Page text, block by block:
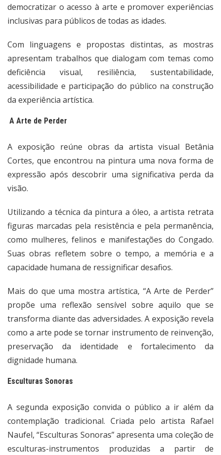
democratizar o acesso à arte e promover experiências
inclusivas para públicos de todas as idades.
Com linguagens e propostas distintas, as mostras
apresentam trabalhos que dialogam com temas como
deficiência visual, resiliência, sustentabilidade,
acessibilidade e participação do público na construção
da experiência artística.
A Arte de Perder
A exposição reúne obras da artista visual Betânia
Cortes, que encontrou na pintura uma nova forma de
expressão após descobrir uma significativa perda da
visão.
Utilizando a técnica da pintura a óleo, a artista retrata
figuras marcadas pela resistência e pela permanência,
como mulheres, felinos e manifestações do Congado.
Suas obras refletem sobre o tempo, a memória e a
capacidade humana de ressignificar desafios.
Mais do que uma mostra artística, “A Arte de Perder”
propõe uma reflexão sensível sobre aquilo que se
transforma diante das adversidades. A exposição revela
como a arte pode se tornar instrumento de reinvenção,
preservação da identidade e fortalecimento da
dignidade humana.
Esculturas Sonoras
A segunda exposição convida o público a ir além da
contemplação tradicional. Criada pelo artista Rafael
Naufel, “Esculturas Sonoras” apresenta uma coleção de
esculturas-instrumentos produzidas a partir de